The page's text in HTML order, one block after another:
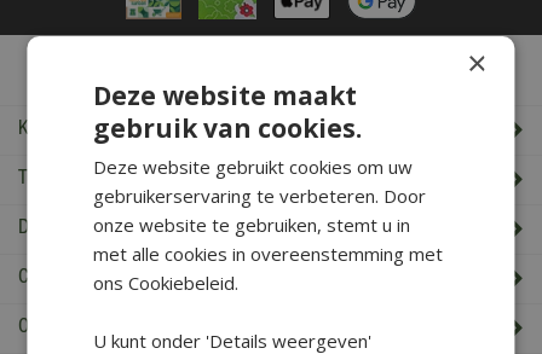
Klantenservice
Tuincentrum De Boet
De Boet klantenkaart
Cadeaukaart saldo check
Openingstijden & Contact
×
Deze website maakt
gebruik van cookies.
Deze website gebruikt cookies om uw
gebruikerservaring te verbeteren. Door
onze website te gebruiken, stemt u in
met alle cookies in overeenstemming met
ons Cookiebeleid.
U kunt onder 'Details weergeven'